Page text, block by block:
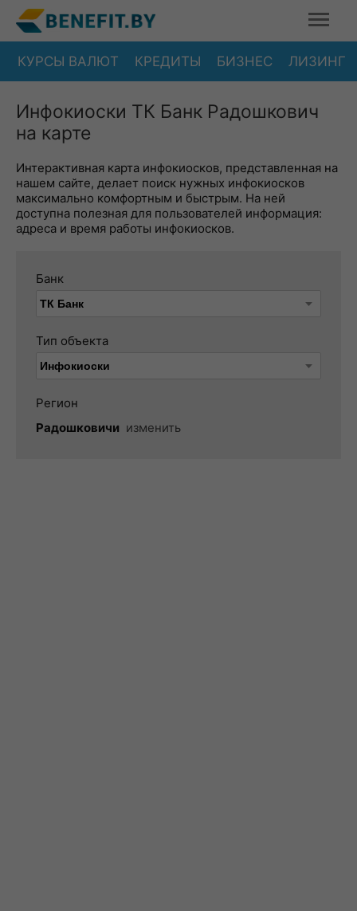
КУРСЫ ВАЛЮТ КРЕДИТЫ БИЗНЕС ЛИЗИНГ
Инфокиоски ТК Банк Радошкович
на карте
Интерактивная карта инфокиосков, представленная на
нашем сайте, делает поиск нужных инфокиосков
максимально комфортным и быстрым. На ней
доступна полезная для пользователей информация:
адреса и время работы инфокиосков.
Банк
Тип объекта
Регион
Радошковичи изменить